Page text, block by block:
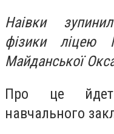
Наівки
фізики ліцею
Майданської
Про це
навчального